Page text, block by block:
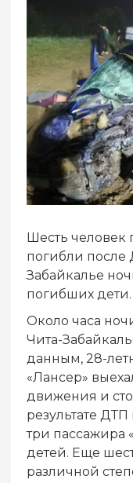
Шесть человек
погибли после
Забайкалье
погибших
Около часа
Чита-
данным, 28-
«Лансер»
движения и
результате
три пассажира
детей. Еще
различной